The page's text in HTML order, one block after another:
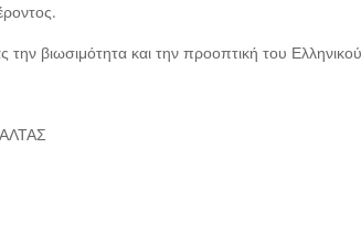
την βιωσιμότητα και την προοπτική του